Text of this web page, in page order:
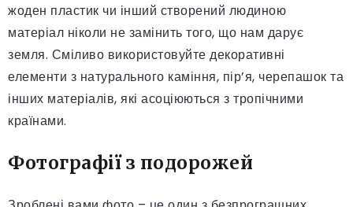
жоден пластик чи інший створений людиною
матеріал ніколи не замінить того, що нам дарує
земля. Сміливо використовуйте декоративні
елементи з натурального каміння, пір’я, черепашок та
інших матеріалів, які асоціюються з тропічними
країнами.
Фотографії з подорожей